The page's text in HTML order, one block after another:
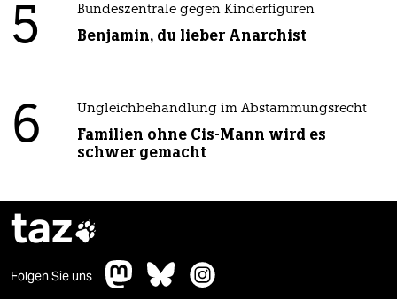
5 Bundeszentrale gegen Kinderfiguren
Benjamin, du lieber Anarchist
6 Ungleichbehandlung im Abstammungsrecht
Familien ohne Cis-Mann wird es
schwer gemacht
taz
Folgen Sie uns